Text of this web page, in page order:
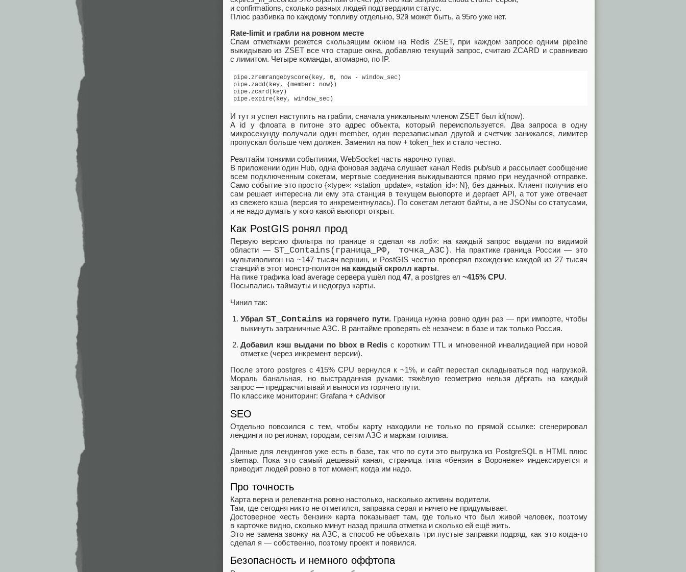
и confirmations, сколько разных людей подтвердили статус.
Плюс разбивка по каждому топливу отдельно, 92й может быть, а 95го уже нет.
Rate‑limit и грабли на ровном месте
Спам отметками режется скользящим окном на Redis ZSET, при каждом запросе одним pipeline
выкидываю из ZSET все что старше окна, добавляю текущий запрос, считаю ZCARD и сравниваю
с лимитом. Четыре команды, атомарно, по IP.
pipe.zremrangebyscore(key, 0, now - window_sec)
pipe.zadd(key, {member: now})
pipe.zcard(key)
pipe.expire(key, window_sec)
И тут я успел наступить на грабли, сначала уникальным членом ZSET был id(now).
А id у флоата в питоне это адрес объекта, который переиспользуется. Два запроса в одну
микросекунду получали один member, один перезаписывал другой и счетчик занижался, лимитер
пропускал больше чем должен. Заменил на now + token_hex и стало честно.
Реалтайм тонкими событиями, WebSocket часть нарочно тупая.
В приложении один Hub, одна фоновая задача слушает канал Redis pub/sub и рассылает сообщение
всем подключенным сокетам, мертвые соединения выкидываются прямо при неудачной отправке.
Само событие это просто {«type»: «station_update», «station_id»: N}, без данных. Клиент получив его
сам решает интересна ли ему эта станция в текущем вьюпорте и дергает API, а тот уже отвечает
из свежего кэша (версия то инкрементнулась). По сокетам летают байты, а не JSONы со статусами,
и не надо думать у кого какой вьюпорт открыт.
Как PostGIS ронял прод
Первую версию фильтра по границе я сделал «в лоб»: на каждый запрос выдачи по видимой
области —ST_Contains(граница_РФ, точка_АЗС). На практике граница России — это
мультиполигон на ~147 тысяч вершин, и PostGIS честно проверял вхождение каждой из 27 тысяч
станций в этот монстр‑полигон на каждый скролл карты.
На пике трафика load average сервера ушёл под 47, а postgres ел ~415% CPU.
Посыпались таймауты и недогруз карты.
Чинил так:
УбралST_Contains из горячего пути.Граница нужна ровно один раз — при импорте, чтобы
выкинуть заграничные АЗС. В рантайме проверять её незачем: в базе и так только Россия.
Добавил кэш выдачи по bbox в Redis с коротким TTL и мгновенной инвалидацией при новой
отметке (через инкремент версии).
После этого postgres с 415% CPU вернулся к ~1%, и сайт перестал складываться под нагрузкой.
Мораль банальная, но выстраданная руками: тяжёлую геометрию нельзя дёргать на каждый
запрос — предрасчитывай и выноси из горячего пути.
По классике мониторинг: Grafana + cAdvisor
SEO
Отдельно повозился с тем, чтобы карту находили не только по прямой ссылке: сгенерировал
лендинги по регионам, городам, сетям АЗС и маркам топлива.
Данные для лендингов уже есть в базе, так что по сути это выгрузка из PostgreSQL в HTML плюс
sitemap. Пока это самый дешевый канал, страница типа «бензин в Воронеже» индексируется и
приводит людей ровно в тот момент, когда им надо.
Про точность
Карта верна и релевантна ровно настолько, насколько активны водители.
Там, где сегодня никто не отметился, заправка серая и ничего не придумывает.
Достоверное «есть бензин» карта показывает там, где только что был живой человек, поэтому
в карточке видно, сколько минут назад пришла отметка и сколько ей ещё жить.
Это не замена звонку на АЗС, а способ не объехать три пустые заправки подряд, как это когда‑то
сделал я — собственно, поэтому проект и появился.
Безопасность и немного оффтопа